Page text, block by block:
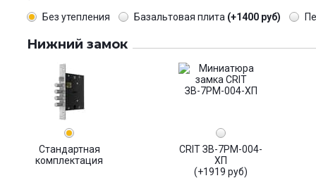
Без утепления Базальтовая плита (+1400 руб)
Нижний замок
Стандартная
комплектация
CRIT ЗВ-7РМ-004-
ХП
(+1919 руб)